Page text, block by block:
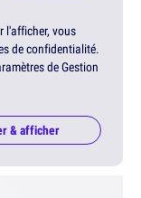
l'afficher, vous
de confidentialité.
de Gestion
& afficher